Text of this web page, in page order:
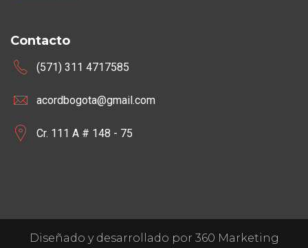
Contacto
(571) 311 4717585
acordbogota@gmail.com
Cr. 111 A # 148 - 75
Diseñado y desarrollado por 360 Marketing